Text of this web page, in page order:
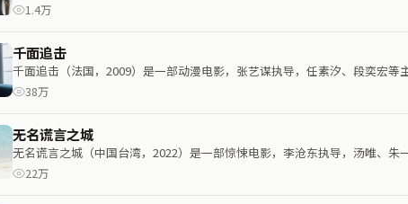
1.4万
千面追击
千面追击（法国，2009）是一部动漫电影，张艺谋执导，任素汐、段奕宏等
38万
无名谎言之城
无名谎言之城（中国台湾，2022）是一部惊悚电影，李沧东执导，汤唯、朱
22万